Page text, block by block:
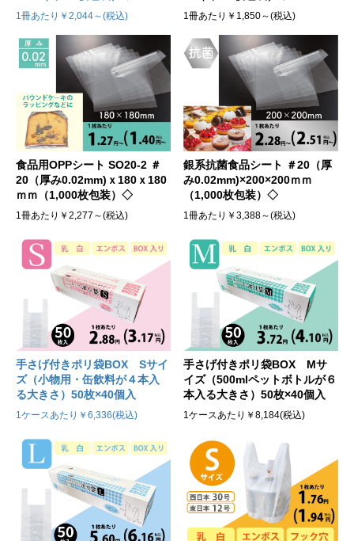
1冊あたり￥2,044～(税込) 1冊あたり￥1,850～(税込)
食品用OPPシート SO20-2 ＃
20（厚み0.02mm)ｘ180ｘ180
ｍｍ（1,000枚包装）◇
1冊あたり￥2,277～(税込)
銀系抗菌食品シート ＃20（厚
み0.02mm)×200×200ｍｍ
（1,000枚包装）◇
1冊あたり￥3,388～(税込)
手さげ付きポリ袋BOX Sサイ
ズ（小物用・缶飲料が４本入
る大きさ）50枚×40個入
1ケースあたり￥6,336(税込)
手さげ付きポリ袋BOX Mサ
イズ（500mlペットボトルが６
本入る大きさ）50枚×40個入
1ケースあたり￥8,184(税込)